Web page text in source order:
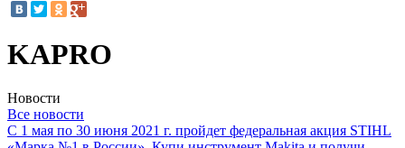
KAPRO
Новости
Все новости
С 1 мая по 30 июня 2021 г. пройдет федеральная акция STIHL